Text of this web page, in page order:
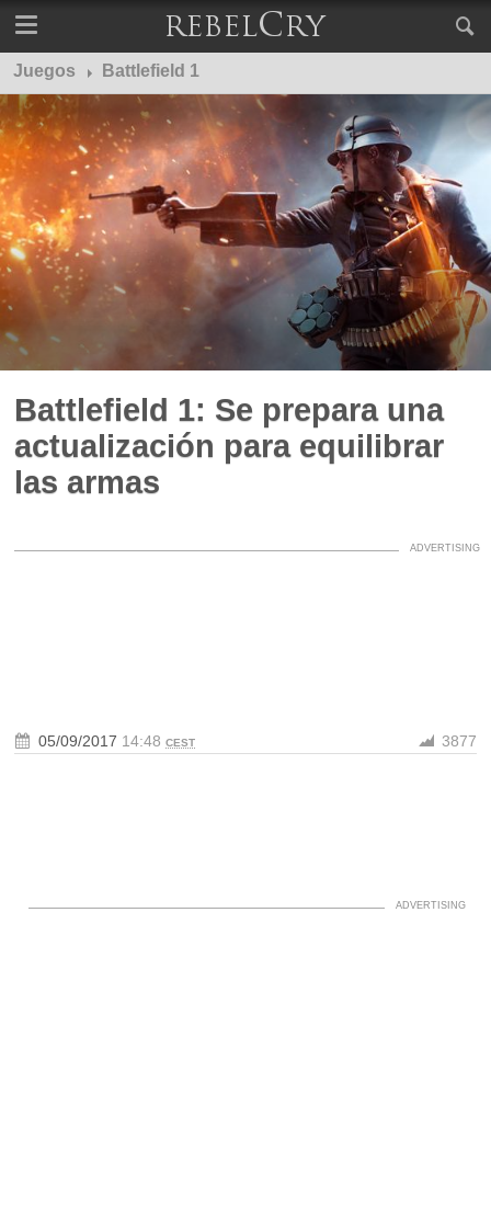
Juegos Battlefield 1
Battlefield 1: Se prepara una
actualización para equilibrar
las armas
05/09/2017 14:48CEST 3877